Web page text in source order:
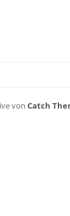
von Catch